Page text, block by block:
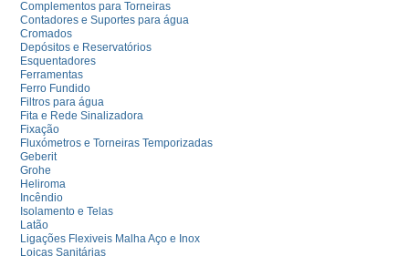
Complementos para Torneiras
Contadores e Suportes para água
Cromados
Depósitos e Reservatórios
Esquentadores
Ferramentas
Ferro Fundido
Filtros para água
Fita e Rede Sinalizadora
Fixação
Fluxómetros e Torneiras Temporizadas
Geberit
Grohe
Heliroma
Incêndio
Isolamento e Telas
Latão
Ligações Flexiveis Malha Aço e Inox
Loiças Sanitárias